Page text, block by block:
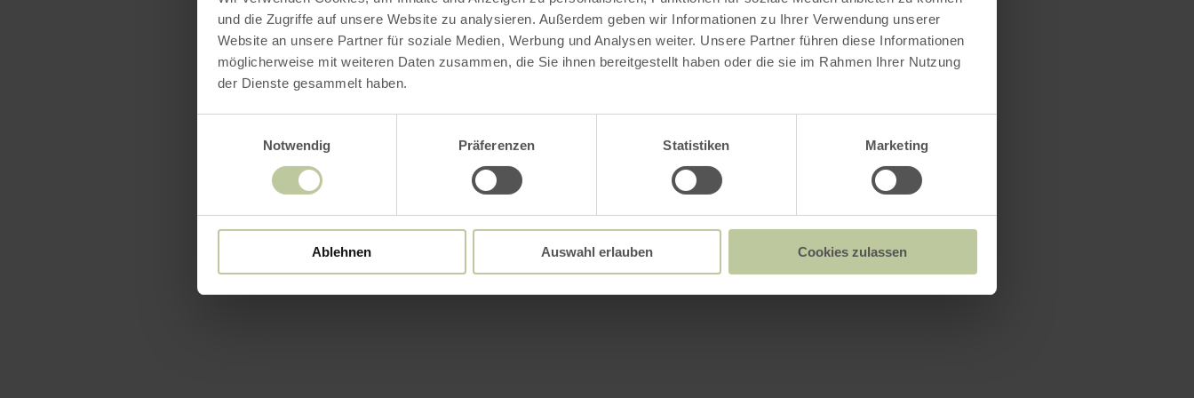
und die Zugriffe auf unsere Website zu analysieren. Außerdem geben wir Informationen zu Ihrer Verwendung unserer
Website an unsere Partner für soziale Medien, Werbung und Analysen weiter. Unsere Partner führen diese Informationen
möglicherweise mit weiteren Daten zusammen, die Sie ihnen bereitgestellt haben oder die sie im Rahmen Ihrer Nutzung
der Dienste gesammelt haben.
Notwendig
Präferenzen Statistiken Marketing
Ablehnen Auswahl erlauben Cookies zulassen